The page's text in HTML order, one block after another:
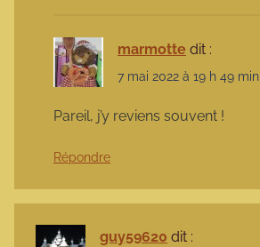
marmotte dit :
7 mai 2022 à 19 h 49 min
Pareil, j’y reviens souvent !
Répondre
guy59620 dit :